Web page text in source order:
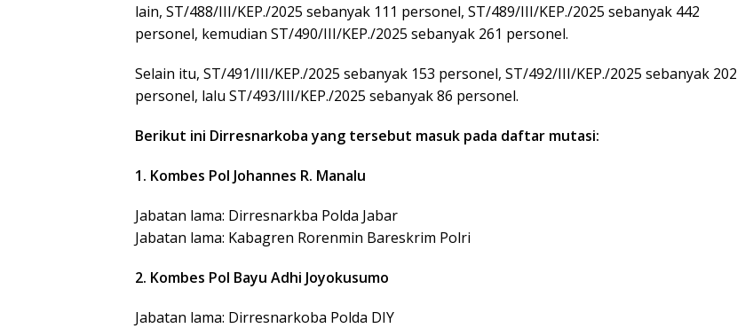
lain, ST/488/III/KEP./2025 sebanyak 111 personel, ST/489/III/KEP./2025 sebanyak 442
personel, kemudian ST/490/III/KEP./2025 sebanyak 261 personel.
Selain itu, ST/491/III/KEP./2025 sebanyak 153 personel, ST/492/III/KEP./2025 sebanyak 202
personel, lalu ST/493/III/KEP./2025 sebanyak 86 personel.
Berikut ini Dirresnarkoba yang tersebut masuk pada daftar mutasi:
1. Kombes Pol Johannes R. Manalu
Jabatan lama: Dirresnarkba Polda Jabar
Jabatan lama: Kabagren Rorenmin Bareskrim Polri
2. Kombes Pol Bayu Adhi Joyokusumo
Jabatan lama: Dirresnarkoba Polda DIY